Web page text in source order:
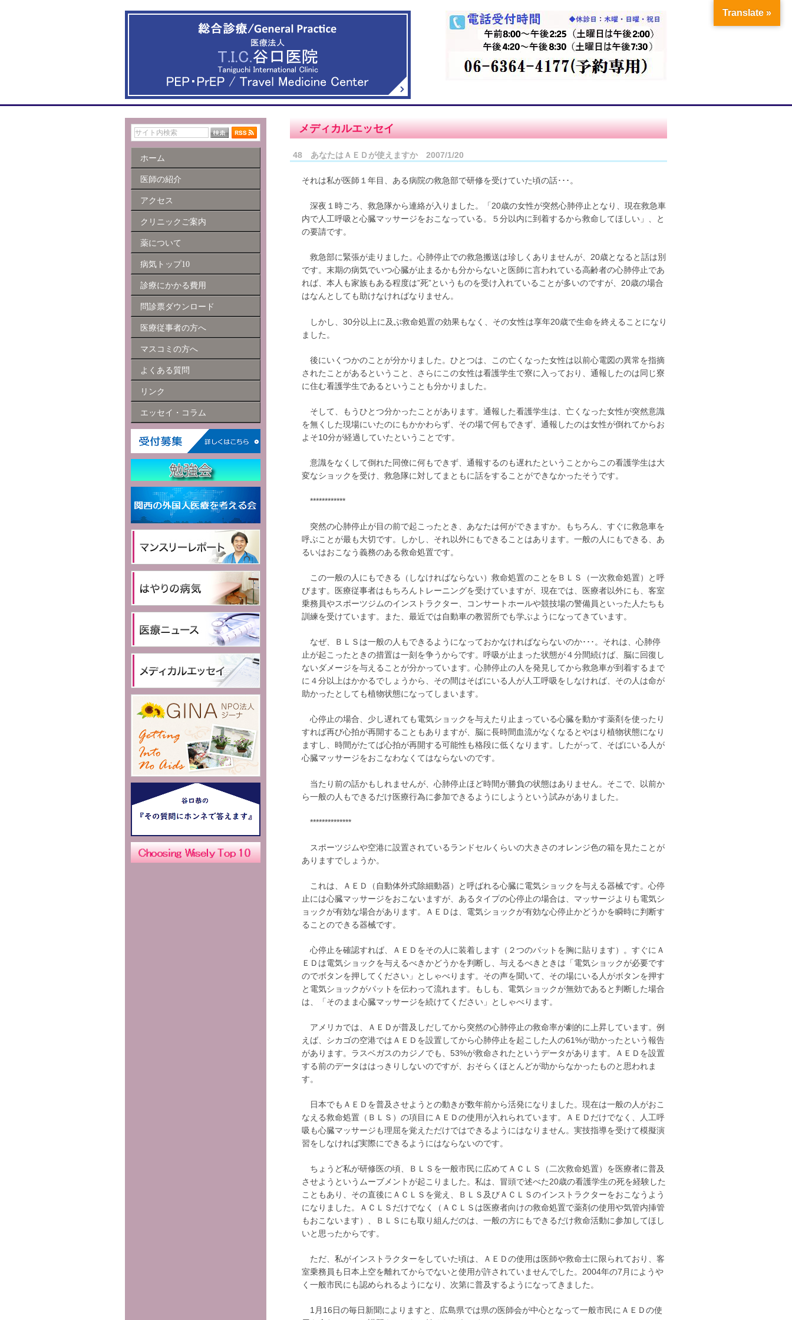
メディカルエッセイ
48 あなたはＡＥＤが使えますか 2007/1/20
それは私が医師１年目、ある病院の救急部で研修を受けていた頃の話･･･。
深夜１時ごろ、救急隊から連絡が入りました。「20歳の女性が突然心肺停止となり、現在救急車
内で人工呼吸と心臓マッサージをおこなっている。５分以内に到着するから救命してほしい」、と
の要請です。
救急部に緊張が走りました。心肺停止での救急搬送は珍しくありませんが、20歳となると話は別
です。末期の病気でいつ心臓が止まるかも分からないと医師に言われている高齢者の心肺停止であ
れば、本人も家族もある程度は”死”というものを受け入れていることが多いのですが、20歳の場合
はなんとしても助けなければなりません。
しかし、30分以上に及ぶ救命処置の効果もなく、その女性は享年20歳で生命を終えることになり
ました。
後にいくつかのことが分かりました。ひとつは、この亡くなった女性は以前心電図の異常を指摘
されたことがあるということ、さらにこの女性は看護学生で寮に入っており、通報したのは同じ寮
に住む看護学生であるということも分かりました。
そして、もうひとつ分かったことがあります。通報した看護学生は、亡くなった女性が突然意識
を無くした現場にいたのにもかかわらず、その場で何もできず、通報したのは女性が倒れてからお
よそ10分が経過していたということです。
意識をなくして倒れた同僚に何もできず、通報するのも遅れたということからこの看護学生は大
変なショックを受け、救急隊に対してまともに話をすることができなかったそうです。
************
突然の心肺停止が目の前で起こったとき、あなたは何ができますか。もちろん、すぐに救急車を
呼ぶことが最も大切です。しかし、それ以外にもできることはあります。一般の人にもできる、あ
るいはおこなう義務のある救命処置です。
この一般の人にもできる（しなければならない）救命処置のことをＢＬＳ（一次救命処置）と呼
びます。医療従事者はもちろんトレーニングを受けていますが、現在では、医療者以外にも、客室
乗務員やスポーツジムのインストラクター、コンサートホールや競技場の警備員といった人たちも
訓練を受けています。また、最近では自動車の教習所でも学ぶようになってきています。
なぜ、ＢＬＳは一般の人もできるようになっておかなければならないのか･･･。それは、心肺停
止が起こったときの措置は一刻を争うからです。呼吸が止まった状態が４分間続けば、脳に回復し
ないダメージを与えることが分かっています。心肺停止の人を発見してから救急車が到着するまで
に４分以上はかかるでしょうから、その間はそばにいる人が人工呼吸をしなければ、その人は命が
助かったとしても植物状態になってしまいます。
心停止の場合、少し遅れても電気ショックを与えたり止まっている心臓を動かす薬剤を使ったり
すれば再び心拍が再開することもありますが、脳に長時間血流がなくなるとやはり植物状態になり
ますし、時間がたてば心拍が再開する可能性も格段に低くなります。したがって、そばにいる人が
心臓マッサージをおこなわなくてはならないのです。
当たり前の話かもしれませんが、心肺停止ほど時間が勝負の状態はありません。そこで、以前か
ら一般の人もできるだけ医療行為に参加できるようにしようという試みがありました。
**************
スポーツジムや空港に設置されているランドセルくらいの大きさのオレンジ色の箱を見たことが
ありますでしょうか。
これは、ＡＥＤ（自動体外式除細動器）と呼ばれる心臓に電気ショックを与える器械です。心停
止には心臓マッサージをおこないますが、あるタイプの心停止の場合は、マッサージよりも電気シ
ョックが有効な場合があります。ＡＥＤは、電気ショックが有効な心停止かどうかを瞬時に判断す
ることのできる器械です。
心停止を確認すれば、ＡＥＤをその人に装着します（２つのパットを胸に貼ります）。すぐにＡ
ＥＤは電気ショックを与えるべきかどうかを判断し、与えるべきときは「電気ショックが必要です
のでボタンを押してください」としゃべります。その声を聞いて、その場にいる人がボタンを押す
と電気ショックがパットを伝わって流れます。もしも、電気ショックが無効であると判断した場合
は、「そのまま心臓マッサージを続けてください」としゃべります。
アメリカでは、ＡＥＤが普及しだしてから突然の心肺停止の救命率が劇的に上昇しています。例
えば、シカゴの空港ではＡＥＤを設置してから心肺停止を起こした人の61%が助かったという報告
があります。ラスベガスのカジノでも、53%が救命されたというデータがあります。ＡＥＤを設置
する前のデータははっきりしないのですが、おそらくほとんどが助からなかったものと思われま
す。
日本でもＡＥＤを普及させようとの動きが数年前から活発になりました。現在は一般の人がおこ
なえる救命処置（ＢＬＳ）の項目にＡＥＤの使用が入れられています。ＡＥＤだけでなく、人工呼
吸も心臓マッサージも理屈を覚えただけではできるようにはなりません。実技指導を受けて模擬演
習をしなければ実際にできるようにはならないのです。
ちょうど私が研修医の頃、ＢＬＳを一般市民に広めてＡＣＬＳ（二次救命処置）を医療者に普及
させようというムーブメントが起こりました。私は、冒頭で述べた20歳の看護学生の死を経験した
こともあり、その直後にＡＣＬＳを覚え、ＢＬＳ及びＡＣＬＳのインストラクターをおこなうよう
になりました。ＡＣＬＳだけでなく（ＡＣＬＳは医療者向けの救命処置で薬剤の使用や気管内挿管
もおこないます）、ＢＬＳにも取り組んだのは、一般の方にもできるだけ救命活動に参加してほし
いと思ったからです。
ただ、私がインストラクターをしていた頃は、ＡＥＤの使用は医師や救命士に限られており、客
室乗務員も日本上空を離れてからでないと使用が許されていませんでした。2004年の7月にようや
く一般市民にも認められるようになり、次第に普及するようになってきました。
1月16日の毎日新聞によりますと、広島県では県の医師会が中心となって一般市民にＡＥＤの使
ホーム
医師の紹介
アクセス
クリニックご案内
薬について
病気トップ10
診療にかかる費用
問診票ダウンロード
医療従事者の方へ
マスコミの方へ
よくある質問
リンク
エッセイ・コラム
Translate »